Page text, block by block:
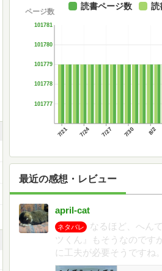
7/21 7/24 7/27 7/30 8/2
101777
101778
101779
101780
101781
ページ数
読書ページ数 読
最近の感想・レビュー
april-cat
ネタバレ
なるほど、へん
ツくん』もそうなのです
に工夫が必要そうですね